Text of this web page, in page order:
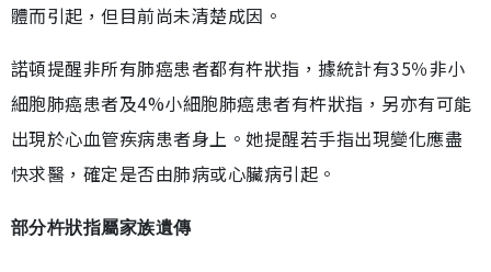
體而引起，但目前尚未清楚成因。
諾頓提醒非所有肺癌患者都有杵狀指，據統計有35％非小
細胞肺癌患者及4%小細胞肺癌患者有杵狀指，另亦有可能
出現於心血管疾病患者身上。她提醒若手指出現變化應盡
快求醫，確定是否由肺病或心臟病引起。
部分杵狀指屬家族遺傳